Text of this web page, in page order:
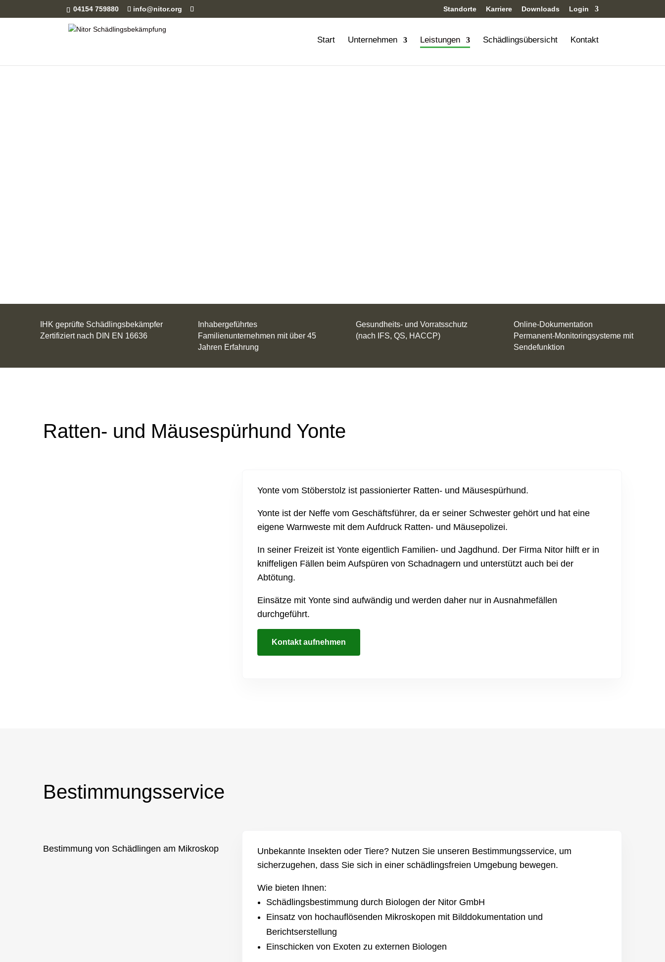
04154 759880 info@nitor.org Standorte Karriere Downloads Login
Start Unternehmen Leistungen Schädlingsübersicht Kontakt
IHK geprüfte Schädlingsbekämpfer
Zertifiziert nach DIN EN 16636
Inhabergeführtes
Familienunternehmen mit über 45
Jahren Erfahrung
Gesundheits- und Vorratsschutz
(nach IFS, QS, HACCP)
Online-Dokumentation
Permanent-Monitoringsysteme mit
Sendefunktion
Ratten- und Mäusespürhund Yonte
Yonte vom Stöberstolz ist passionierter Ratten- und Mäusespürhund.
Yonte ist der Neffe vom Geschäftsführer, da er seiner Schwester gehört und hat eine
eigene Warnweste mit dem Aufdruck Ratten- und Mäusepolizei.
In seiner Freizeit ist Yonte eigentlich Familien- und Jagdhund. Der Firma Nitor hilft er in
kniffeligen Fällen beim Aufspüren von Schadnagern und unterstützt auch bei der
Abtötung.
Einsätze mit Yonte sind aufwändig und werden daher nur in Ausnahmefällen
durchgeführt.
Kontakt aufnehmen
Bestimmungsservice
Bestimmung von Schädlingen am Mikroskop
Unbekannte Insekten oder Tiere? Nutzen Sie unseren Bestimmungsservice, um
sicherzugehen, dass Sie sich in einer schädlingsfreien Umgebung bewegen.
Wie bieten Ihnen:
Schädlingsbestimmung durch Biologen der Nitor GmbH
Einsatz von hochauflösenden Mikroskopen mit Bilddokumentation und
Berichtserstellung
Einschicken von Exoten zu externen Biologen